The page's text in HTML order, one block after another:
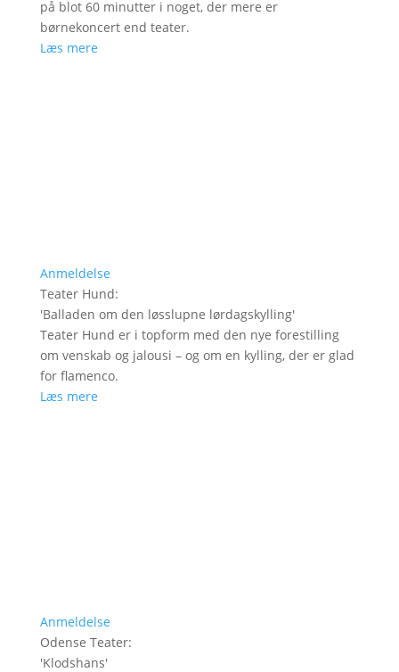
på blot 60 minutter i noget, der mere er
børnekoncert end teater.
Læs mere
Anmeldelse
Teater Hund:
'Balladen om den løsslupne lørdagskylling'
Teater Hund er i topform med den nye forestilling
om venskab og jalousi – og om en kylling, der er glad
for flamenco.
Læs mere
Anmeldelse
Odense Teater:
'Klodshans'